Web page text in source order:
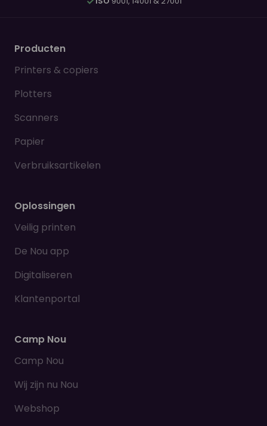
Producten
Printers & copiers
Plotters
Scanners
Papier
Verbruiksartikelen
Oplossingen
Veilig printen
De Nou app
Digitaliseren
Klantenportal
Camp Nou
Camp Nou
Wij zijn nu Nou
Webshop